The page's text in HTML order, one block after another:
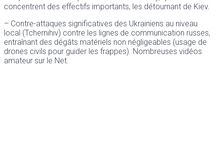
concentrent des effectifs importants, les détournant de Kiev.
– Contre-attaques significatives des Ukrainiens au niveau
local (Tchernihiv) contre les lignes de communication russes,
entraînant des dégâts matériels non négligeables (usage de
drones civils pour guider les frappes). Nombreuses vidéos
amateur sur le Net.